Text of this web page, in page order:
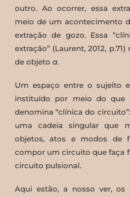
outro. Ao ocorrer, essa
meio de um acontecimento
extração de gozo. Essa
extração” (Laurent, 2012,
de objeto a.
Um espaço entre o sujeito
instituído por meio do que
denomina “clínica do
uma cadeia singular que
objetos, atos e modos de
compor um circuito que faça
circuito pulsional.
Aqui estão, a nosso ver,